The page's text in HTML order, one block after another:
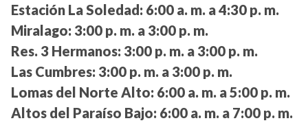
Estación La Soledad: 6:00 a. m. a 4:30 p. m.
Miralago: 3:00 p. m. a 3:00 p. m.
Res. 3 Hermanos: 3:00 p. m. a 3:00 p. m.
Las Cumbres: 3:00 p. m. a 3:00 p. m.
Lomas del Norte Alto: 6:00 a. m. a 5:00 p. m.
Altos del Paraíso Bajo: 6:00 a. m. a 7:00 p. m.